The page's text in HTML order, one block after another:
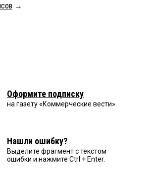
→
Оформите подписку
на газету «Коммерческие вести»
Нашли ошибку?
Выделите фрагмент с текстом
ошибки и нажмите Ctrl + Enter.